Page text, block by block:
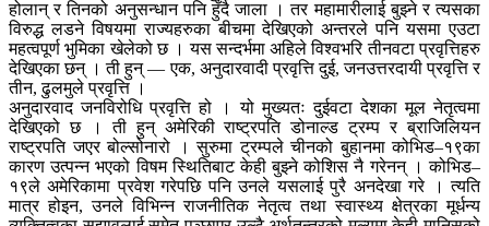
होलान् र तिनको अनुसन्धान पनि हुँदै जाला । तर महामारीलाई बुझ्ने र त्यसका
विरुद्ध लडने विषयमा राज्यहरुका बीचमा देखिएको अन्तरले पनि यसमा एउटा
महत्वपूर्ण भुमिका खेलेको छ । यस सन्दर्भमा अहिले विश्वभरि तीनवटा प्रवृत्तिहरु
देखिएका छन् । ती हुन् — एक, अनुदारवादी प्रवृत्ति दुई, जनउत्तरदायी प्रवृत्ति र
तीन, ढुलमुले प्रवृत्ति ।
अनुदारवाद जनविरोधि प्रवृत्ति हो । यो मुख्यतः दुईवटा देशका मूल नेतृत्वमा
देखिएको छ । ती हुन् अमेरिकी राष्ट्रपति डोनाल्ड ट्रम्प र ब्राजिलियन
राष्ट्रपति जएर बोल्सोनारो । सुरुमा ट्रम्पले चीनको बुहानमा कोभिड–१९का
कारण उत्पन्न भएको विषम स्थितिबाट केही बुझ्ने कोशिस नै गरेनन् । कोभिड–
१९ले अमेरिकामा प्रवेश गरेपछि पनि उनले यसलाई पुरै अनदेखा गरे । त्यति
मात्र होइन, उनले विभिन्न राजनीतिक नेतृत्व तथा स्वास्थ्य क्षेत्रका मूर्धन्य